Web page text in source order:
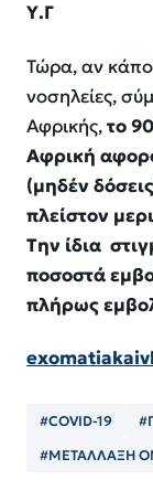
Υ.Γ
Τώρα, αν
νοσηλείες,
Αφρικής,το
Αφρική
(μηδέν
πλείστον
Την ίδια
ποσοστά
πλήρως
#COVID-19
#ΜΕΤΑΛΛΑΞΗ